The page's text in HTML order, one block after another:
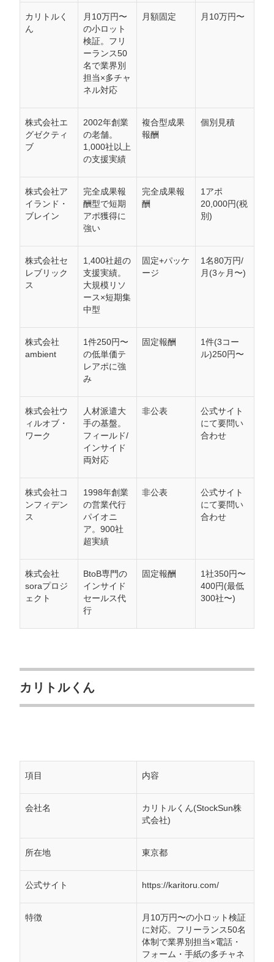
カリトルく
ん
月10万円〜
の小ロット
検証。フリ
ーランス50
名で業界別
担当×多チャ
ネル対応
月額固定 月10万円〜
株式会社エ
グゼクティ
ブ
2002年創業
の老舗。
1,000社以上
の支援実績
複合型成果
報酬
個別見積
株式会社ア
イランド・
ブレイン
完全成果報
酬型で短期
アポ獲得に
強い
完全成果報
酬
1アポ
20,000円(税
別)
株式会社セ
レブリック
ス
1,400社超の
支援実績。
大規模リソ
ース×短期集
中型
固定+パッケ
ージ
1名80万円/
月(3ヶ月〜)
株式会社
ambient
1件250円〜
の低単価テ
レアポに強
み
固定報酬
1件(3コー
ル)250円〜
株式会社ウ
ィルオブ・
ワーク
人材派遣大
手の基盤。
フィールド/
インサイド
両対応
非公表
公式サイト
にて要問い
合わせ
株式会社コ
ンフィデン
ス
1998年創業
の営業代行
パイオニ
ア。900社
超実績
非公表
公式サイト
にて要問い
合わせ
株式会社
soraプロジ
ェクト
BtoB専門の
インサイド
セールス代
行
固定報酬
1社350円〜
400円(最低
300社〜)
カリトルくん
項目 内容
会社名
カリトルくん(StockSun株
式会社)
所在地 東京都
公式サイト https://karitoru.com/
特徴
月10万円〜の小ロット検証
に対応。フリーランス50名
体制で業界別担当×電話・
フォーム・手紙の多チャネ